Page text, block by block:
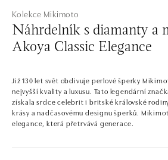
Kolekce Mikimoto
Náhrdelník s diamanty a
Akoya Classic Elegance
Již 130 let svět obdivuje perlové šperky
nejvyšší kvality a luxusu. Tato legendární
získala srdce celebrit i britské královské
krásy a nadčasovému designu šperků.
elegance, která přetrvává generace.